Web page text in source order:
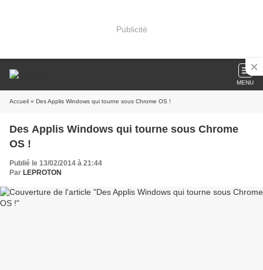
Publicité
MENU
Accueil » Des Applis Windows qui tourne sous Chrome OS !
Des Applis Windows qui tourne sous Chrome
OS !
Publié le 13/02/2014 à 21:44
Par LEPROTON